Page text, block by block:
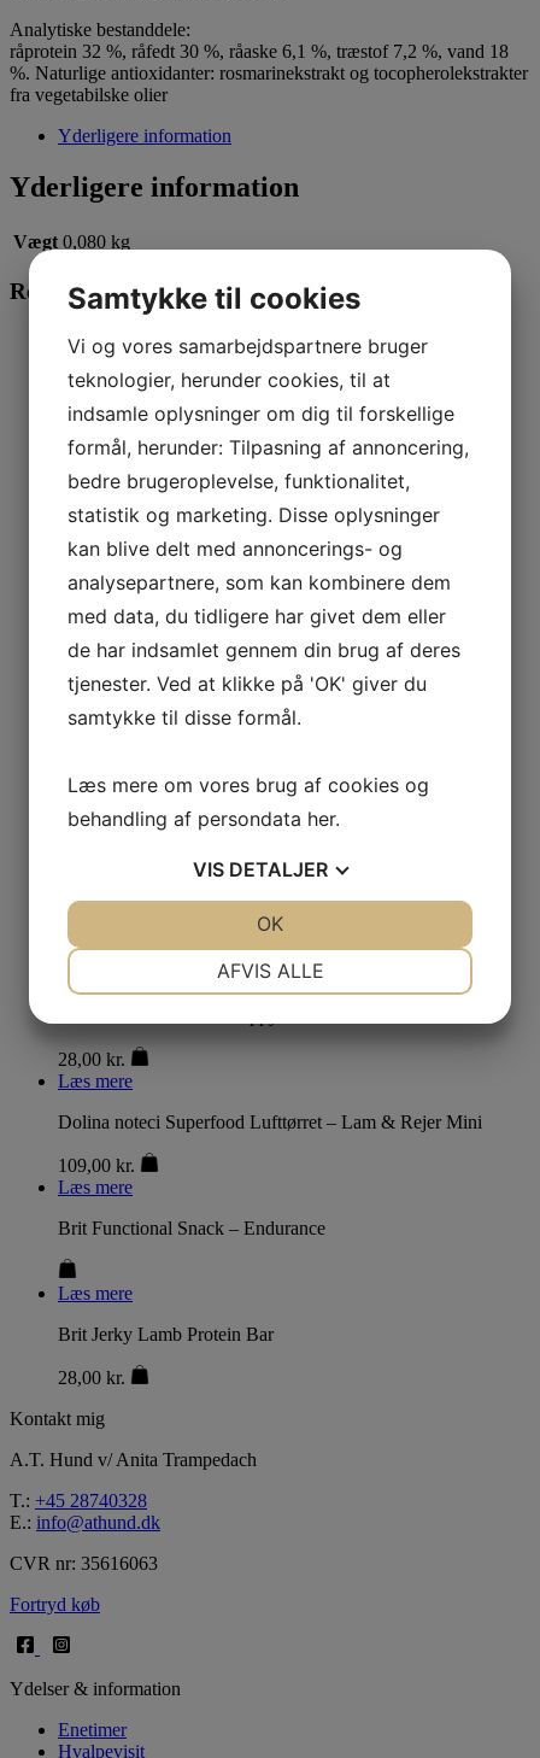
Analytiske bestanddele:
råprotein 32 %, råfedt 30 %, råaske 6,1 %, træstof 7,2 %, vand 18
%. Naturlige antioxidanter: rosmarinekstrakt og tocopherolekstrakter
fra vegetabilske olier
Yderligere information
Yderligere information
Vægt 0,080 kg
Relaterede varer
Læs mere
Whimzees Occupy Antler L
85,00kr.
Læs mere
Dolina Noteci Superfood Lufttørret – Laks
109,00kr.
Læs mere
Dolina Noteci Superfood Lufttørret – Kanin Junior
Læs mere
Brit Functional Snack – Light Rabbit
Brit Jerky Venison Protein Bar
Brit Dental Stick – Mobility
32,00kr.
28,00 kr.
Læs mere
Dolina noteci Superfood Lufttørret – Lam & Rejer Mini
109,00 kr.
Læs mere
Brit Functional Snack – Endurance
Læs mere
Brit Jerky Lamb Protein Bar
28,00 kr.
Kontakt mig
A.T. Hund v/ Anita Trampedach
T.: +45 28740328
E.: info@athund.dk
CVR nr: 35616063
Fortryd køb
Ydelser & information
Enetimer
Hvalpevisit
Samtykke til cookies
Vi og vores samarbejdspartnere bruger
teknologier, herunder cookies, til at
indsamle oplysninger om dig til forskellige
formål, herunder: Tilpasning af annoncering,
bedre brugeroplevelse, funktionalitet,
statistik og marketing. Disse oplysninger
kan blive delt med annoncerings- og
analysepartnere, som kan kombinere dem
med data, du tidligere har givet dem eller
de har indsamlet gennem din brug af deres
tjenester. Ved at klikke på 'OK' giver du
samtykke til disse formål.
Læs mere om vores brug af cookies og
behandling af persondata her.
VIS DETALJER
MARKETING
AFVIS ALLE
OK